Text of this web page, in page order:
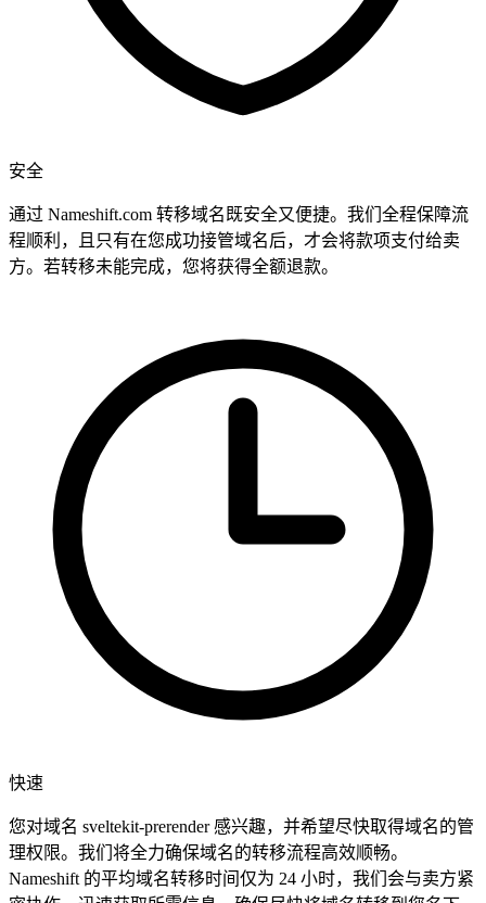
安全
通过 Nameshift.com 转移域名既安全又便捷。我们全程保障流
程顺利，且只有在您成功接管域名后，才会将款项支付给卖
方。若转移未能完成，您将获得全额退款。
快速
您对域名 sveltekit-prerender 感兴趣，并希望尽快取得域名的管
理权限。我们将全力确保域名的转移流程高效顺畅。
Nameshift 的平均域名转移时间仅为 24 小时，我们会与卖方紧